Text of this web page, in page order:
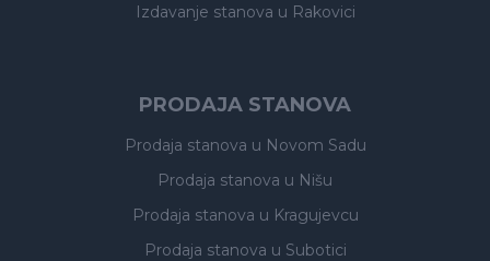
Izdavanje stanova u Rakovici
PRODAJA STANOVA
Prodaja stanova u Novom Sadu
Prodaja stanova u Nišu
Prodaja stanova u Kragujevcu
Prodaja stanova u Subotici